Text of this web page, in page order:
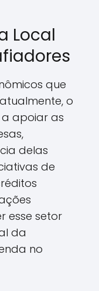
Local
que
o
apoiar as
delas
de
esse setor
da
no